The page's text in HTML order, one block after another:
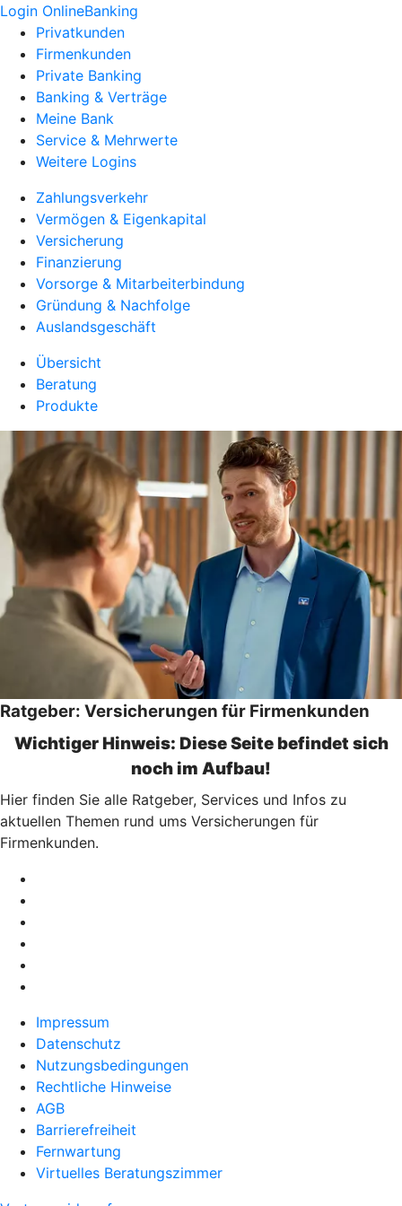
Login OnlineBanking
Privatkunden
Firmenkunden
Private Banking
Banking & Verträge
Meine Bank
Service & Mehrwerte
Weitere Logins
Zahlungsverkehr
Vermögen & Eigenkapital
Versicherung
Finanzierung
Vorsorge & Mitarbeiterbindung
Gründung & Nachfolge
Auslandsgeschäft
Übersicht
Beratung
Produkte
Ratgeber: Versicherungen für Firmenkunden
Wichtiger Hinweis: Diese Seite befindet sich
noch im Aufbau!
Hier finden Sie alle Ratgeber, Services und Infos zu
aktuellen Themen rund ums Versicherungen für
Firmenkunden.
Impressum
Datenschutz
Nutzungsbedingungen
Rechtliche Hinweise
AGB
Barrierefreiheit
Fernwartung
Virtuelles Beratungszimmer